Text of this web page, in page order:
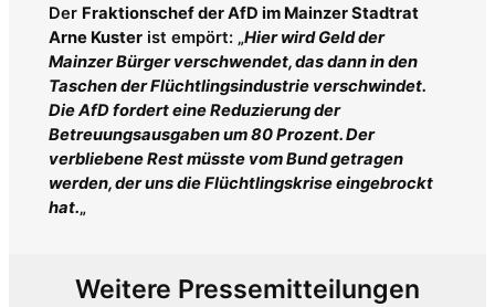
Der Fraktionschef der AfD im Mainzer Stadtrat
Arne Kusterist empört: „Hier wird Geld der
Mainzer Bürger verschwendet, das dann in den
Taschen der Flüchtlingsindustrie verschwindet.
Die AfD fordert eine Reduzierung der
Betreuungsausgaben um 80 Prozent. Der
verbliebene Rest müsste vom Bund getragen
werden, der uns die Flüchtlingskrise eingebrockt
hat.„
Weitere Pressemitteilungen